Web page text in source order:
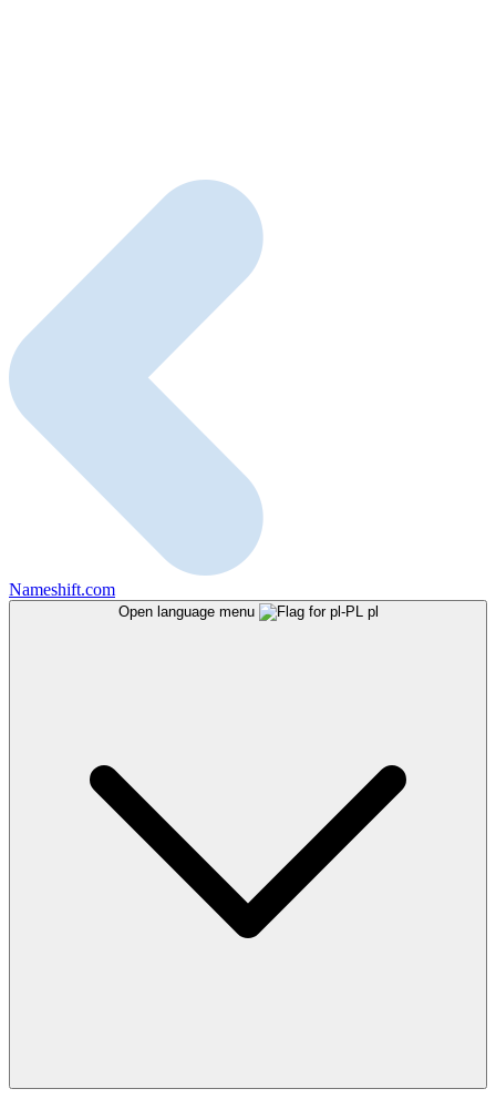
Nameshift.com
Open language menu pl